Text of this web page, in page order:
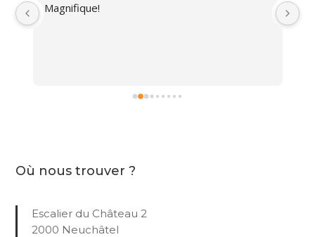
Magnifique!
Où nous trouver ?
Escalier du Château 2
2000 Neuchâtel